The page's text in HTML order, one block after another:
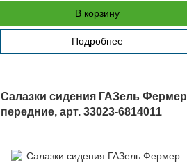
В корзину
Подробнее
Салазки сидения ГАЗель Фермер
передние, арт. 33023-6814011